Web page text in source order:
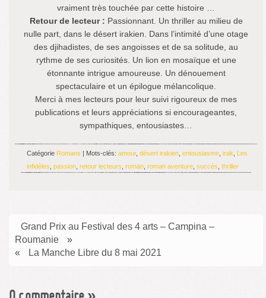
vraiment très touchée par cette histoire …
Retour de lecteur : Passionnant. Un thriller au milieu de
nulle part, dans le désert irakien. Dans l’intimité d’une otage
des djihadistes, de ses angoisses et de sa solitude, au
rythme de ses curiosités. Un lion en mosaïque et une
étonnante intrigue amoureuse. Un dénouement
spectaculaire et un épilogue mélancolique.
Merci à mes lecteurs pour leur suivi rigoureux de mes
publications et leurs appréciations si encourageantes,
sympathiques, entousiastes…
Catégorie Romans | Mots-clés: amour, désert irakien entousiasme irak
Les
infidèles passion retour lecteurs roman roman aventure succès thriller
Grand Prix au Festival des 4 arts – Campina –
Roumanie
»
«
La Manche Libre du 8 mai 2021